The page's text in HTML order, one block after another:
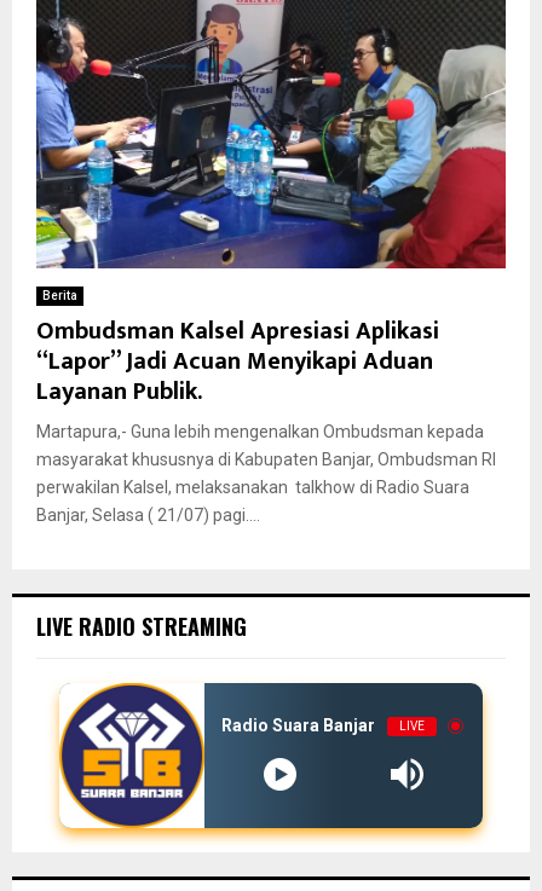
Berita
Ombudsman Kalsel Apresiasi Aplikasi
“Lapor” Jadi Acuan Menyikapi Aduan
Layanan Publik.
Martapura,- Guna lebih mengenalkan Ombudsman kepada
masyarakat khususnya di Kabupaten Banjar, Ombudsman RI
perwakilan Kalsel, melaksanakan talkhow di Radio Suara
Banjar, Selasa ( 21/07) pagi....
LIVE RADIO STREAMING
Radio Suara Banjar LIVE